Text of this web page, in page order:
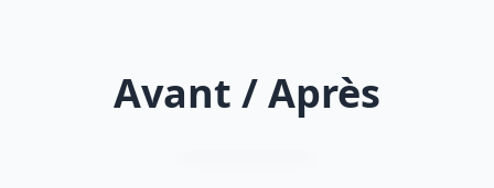
Avant / Après